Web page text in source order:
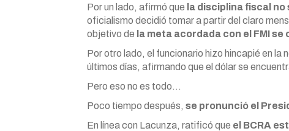
Por un lado, afirmó que la disciplina fiscal
oficialismo decidió tomar a partir del claro
objetivo de la meta acordada con el FMI
Por otro lado, el funcionario hizo hincapié en
últimos días, afirmando que el dólar se
Pero eso no es todo…
Poco tiempo después, se pronunció el
En línea con Lacunza, ratificó que el BCRA